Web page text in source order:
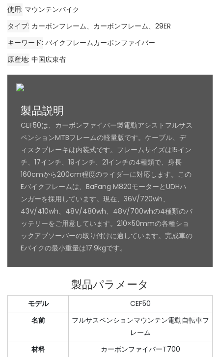
使用 マウンテンバイク
タイプ カーボンフレーム、カーボンフレーム、29ER
キーワード バイクフレームカーボンファイバー
原産地 中国広東省
製品説明
CEF50は、カーボンファイバー製電動アシストフルサス
ペンションMTBフレームの軽量版です。ケーブル、デ
ィスクブレーキは内装式です。フレームサイズは15イン
チ、17インチ、19インチ、21インチの4種類で、身長
160cmから200cm程度のライダーに対応します。この
Eバイクフレームは、BaFang M820モーターとUDHハ
ンガーを採用しています。現在、36V/720wh、
43V/410wh、48V/480wh、48V/700whの4種類のバ
ッテリーをご用意しています。210×50mmの各種ショ
ックアブソーバーの取り付けに適しています。完成車の
Eバイクの最小重量は17.9kgです。
製品パラメータ
モデル
CEF50
名前
フルサスペンションマウンテン電動自転車フ
レーム
材料
カーボンファイバーT700